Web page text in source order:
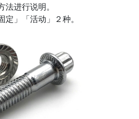
法进行说明。
定」「活动」２种。